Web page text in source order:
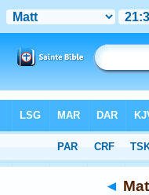
Chapitre 21> Verset 30
◄